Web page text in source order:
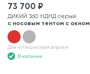
73 700 ₽
ДИКИЙ 360 НДНД серый
с носовым тентом с окном
Для путешествия втроем
В наличии